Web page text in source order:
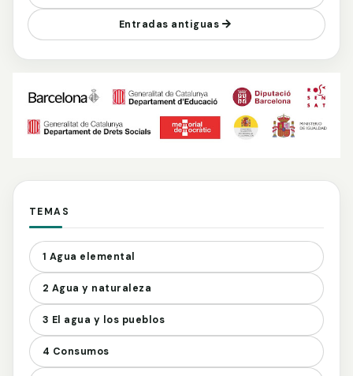
Entradas antiguas
TEMAS
1 Agua elemental
2 Agua y naturaleza
3 El agua y los pueblos
4 Consumos